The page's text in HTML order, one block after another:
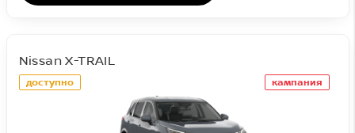
доступно кампания
Nissan X-TRAIL